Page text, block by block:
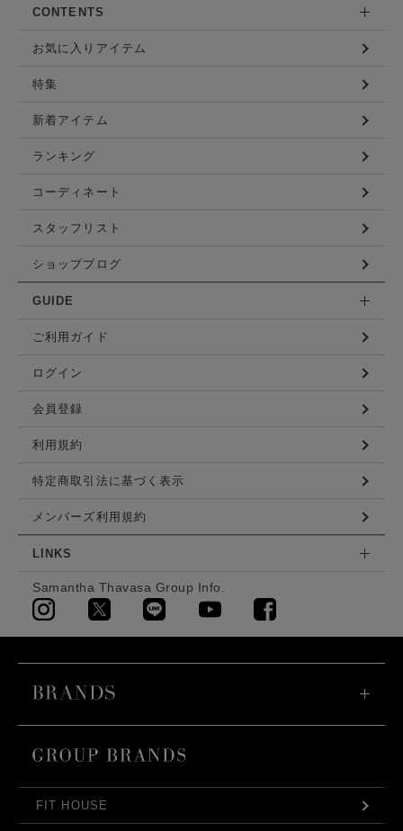
CONTENTS
お気に入りアイテム
特集
新着アイテム
ランキング
コーディネート
スタッフリスト
ショップブログ
GUIDE
ご利用ガイド
ログイン
会員登録
利用規約
特定商取引法に基づく表示
メンバーズ利用規約
LINKS
Samantha Thavasa Group Info.
FIT HOUSE